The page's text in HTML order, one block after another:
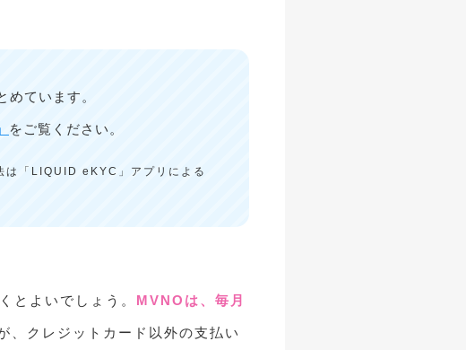
ています。
をご覧ください。
「LIQUID eKYC」アプリによる
とよいでしょう。 MVNOは、毎月
、クレジットカード以外の支払い